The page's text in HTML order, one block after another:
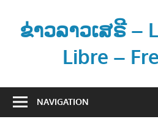
contentຂ່າວລາວເສຣີ –
Libre –
າ
NAVIGATION